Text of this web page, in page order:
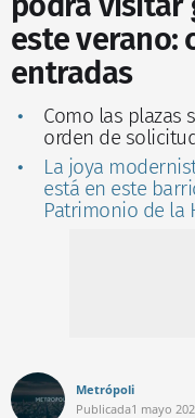
este verano:
entradas
Como las plazas
orden de
La joya
está en este
Patrimonio de la
Metrópoli
Publicada1 mayo